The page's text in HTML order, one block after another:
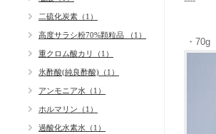
・ 70g
二硫化炭素（1）
高度サラシ粉70%顆粒品 （1）
重クロム酸カリ（1）
氷酢酸(純良酢酸)（1）
アンモニア水（1）
ホルマリン（1）
過酸化水素水（1）